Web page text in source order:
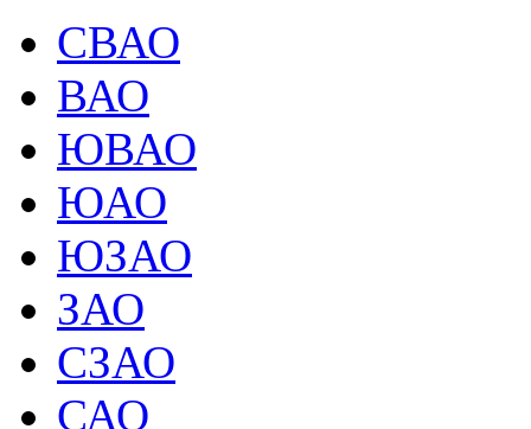
СВАО
ВАО
ЮВАО
ЮАО
ЮЗАО
ЗАО
СЗАО
САО